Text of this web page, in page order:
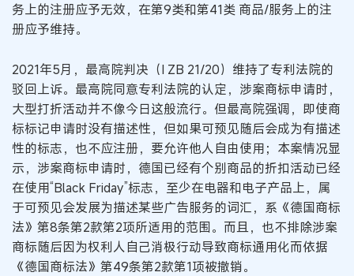
务上的注册应予无效，在第9类和第41类 商品/服务上的注
册应予维持。
2021年5月，最高院判决（I ZB 21/20）维持了专利法院的
驳回上诉。最高院同意专利法院的认定，涉案商标申请时，
大型打折活动并不像今日这般流行。但最高院强调，即使商
标标记申请时没有描述性，但如果可预见随后会成为有描述
性的标志，也不应注册，要允许他人自由使用；本案情况显
示，涉案商标申请时，德国已经有个别商品的折扣活动已经
在使用“Black Friday”标志，至少在电器和电子产品上，属
于可预见会发展为描述某些广告服务的词汇，系《德国商标
法》第8条第2款第2项所适用的范围。而且，也不排除涉案
商标随后因为权利人自己消极行动导致商标通用化而依据
《德国商标法》第49条第2款第1项被撤销。